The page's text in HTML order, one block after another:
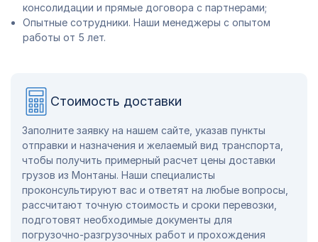
консолидации и прямые договора с партнерами;
Опытные сотрудники. Наши менеджеры с опытом
работы от 5 лет.
Стоимость доставки
Заполните заявку на нашем сайте, указав пункты
отправки и назначения и желаемый вид транспорта,
чтобы получить примерный расчет цены доставки
грузов из Монтаны. Наши специалисты
проконсультируют вас и ответят на любые вопросы,
рассчитают точную стоимость и сроки перевозки,
подготовят необходимые документы для
погрузочно-разгрузочных работ и прохождения